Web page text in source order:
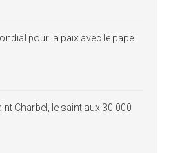
pour la paix avec le pape
Charbel, le saint aux 30 000